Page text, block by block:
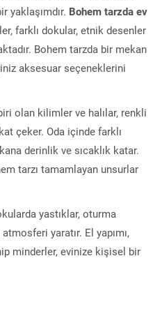
yaklaşımdır. Bohem tarzda ev
farklı dokular, etnik desenler
Bohem tarzda bir mekan
aksesuar seçeneklerini
olan kilimler ve halılar, renkli
çeker. Oda içinde farklı
derinlik ve sıcaklık katar.
tarzı tamamlayan unsurlar
yastıklar, oturma
yaratır. El yapımı,
minderler, evinize kişisel bir